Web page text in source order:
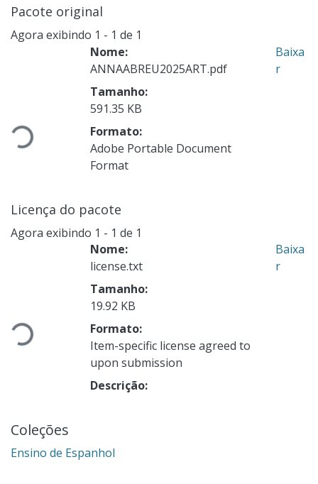
Pacote original
Agora exibindo 1 - 1 de 1
Carregando...
Nome:
ANNAABREU2025ART.pdf
Tamanho:
591.35 KB
Formato:
Adobe Portable Document
Format
Baixa
r
Licença do pacote
Agora exibindo 1 - 1 de 1
Carregando...
Nome:
license.txt
Tamanho:
19.92 KB
Formato:
Item-specific license agreed to
upon submission
Descrição:
Baixa
r
Coleções
Ensino de Espanhol